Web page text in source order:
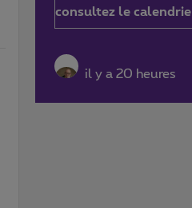
consultez le
il y a 20 heures